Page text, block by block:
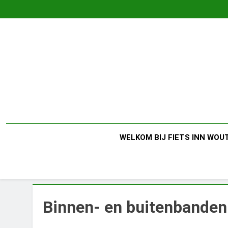
naar
WELKOM BIJ FIETS INN
Binnen- en buitenbanden